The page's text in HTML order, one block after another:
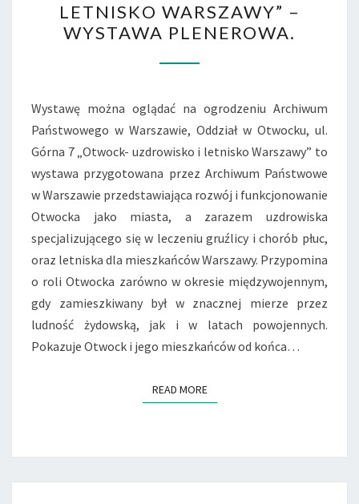
I
LETNISKO
WARSZAWY”
WYSTAWA
PLENEROWA.
LETNISKO WARSZAWY” –
WYSTAWA PLENEROWA.
Wystawę można oglądać na ogrodzeniu Archiwum
Państwowego w Warszawie, Oddział w Otwocku, ul.
Górna 7 „Otwock- uzdrowisko i letnisko Warszawy” to
wystawa przygotowana przez Archiwum Państwowe
w Warszawie przedstawiająca rozwój i funkcjonowanie
Otwocka jako miasta, a zarazem uzdrowiska
specjalizującego się w leczeniu gruźlicy i chorób płuc,
oraz letniska dla mieszkańców Warszawy. Przypomina
o roli Otwocka zarówno w okresie międzywojennym,
gdy zamieszkiwany był w znacznej mierze przez
ludność żydowską, jak i w latach powojennych.
Pokazuje Otwock i jego mieszkańców od końca…
READ MOREREAD MORE